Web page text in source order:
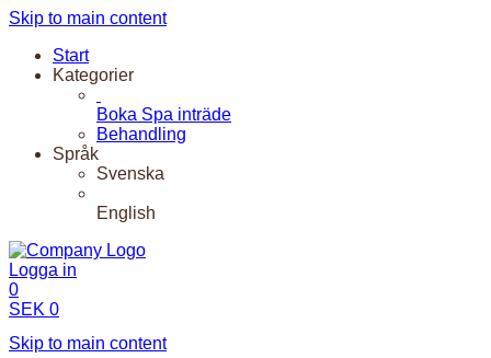
Skip to main content
Start
Kategorier
Boka Spa inträde
Behandling
Språk
Svenska
English
Logga in
0
SEK 0
Skip to main content